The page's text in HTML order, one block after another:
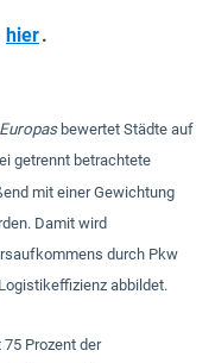
hierIn neuem Fenster
.
bewertet Städte auf
getrennt betrachtete
mit einer Gewichtung
Damit wird
durch Pkw
abbildet.
Prozent der